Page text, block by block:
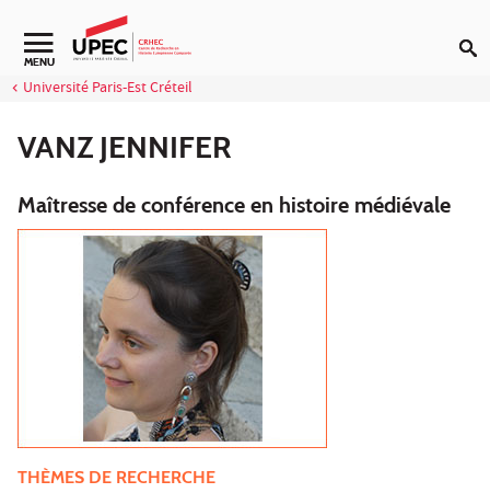
Aller au contenu
Navigation secondaire
MENU
Université Paris-Est Créteil
VANZ JENNIFER
Maîtresse de conférence en histoire médiévale
THÈMES DE RECHERCHE